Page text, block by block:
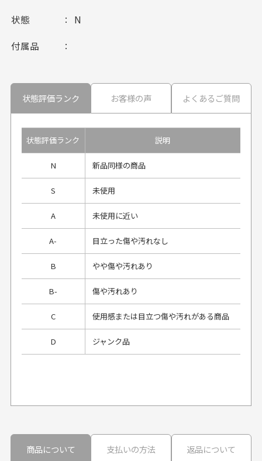
状態 N
付属品
状態評価ランク お客様の声 よくあるご質問
状態評価ランク 説明
N 新品同様の商品
S 未使用
A 未使用に近い
A- 目立った傷や汚れなし
B やや傷や汚れあり
B- 傷や汚れあり
C 使用感または目立つ傷や汚れがある商品
D ジャンク品
30代男性
商品について
支払いの方法 返品について